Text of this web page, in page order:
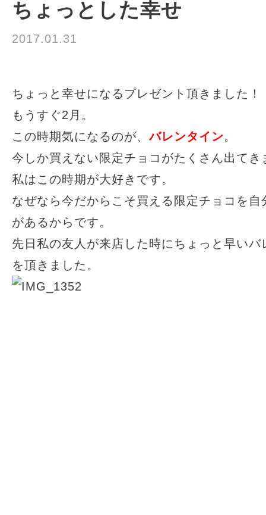
ちょっとした幸せ
2017.01.31
ちょっと幸せになるプレゼント頂きました！
もうすぐ2月。
この時期気になるのが、バレンタイン。
今しか買えない限定チョコがたくさん出てき
私はこの時期が大好きです。
なぜなら今だからこそ買える限定チョコを自
があるからです。
先日私の友人が来店した時にちょっと早いバ
を頂きました。